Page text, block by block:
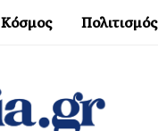
Κόσμος Πολιτισμός